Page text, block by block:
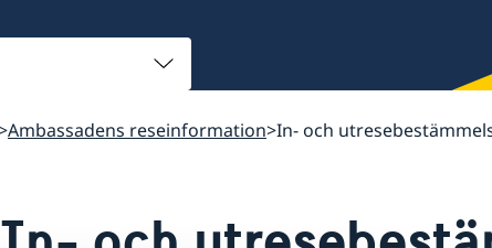
Ambassadens reseinformation In- och